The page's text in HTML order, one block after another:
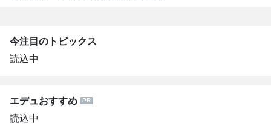
今注目のトピックス
読込中
エデュおすすめ
読込中